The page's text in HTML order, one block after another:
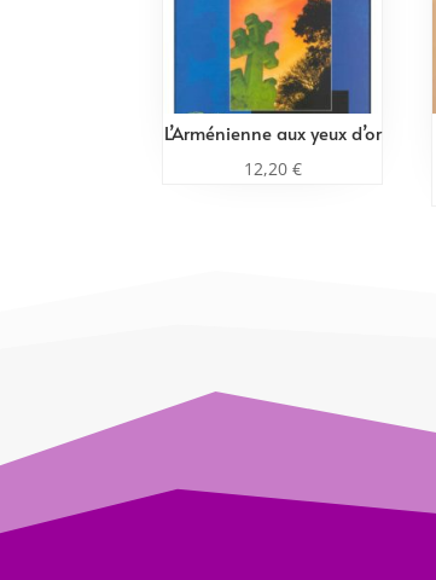
L’Arménienne aux yeux d’or
12,20 €